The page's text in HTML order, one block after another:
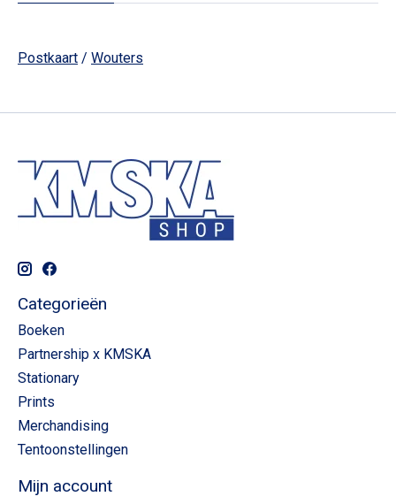
Postkaart / Wouters
Categorieën
Boeken
Partnership x KMSKA
Stationary
Prints
Merchandising
Tentoonstellingen
Mijn account